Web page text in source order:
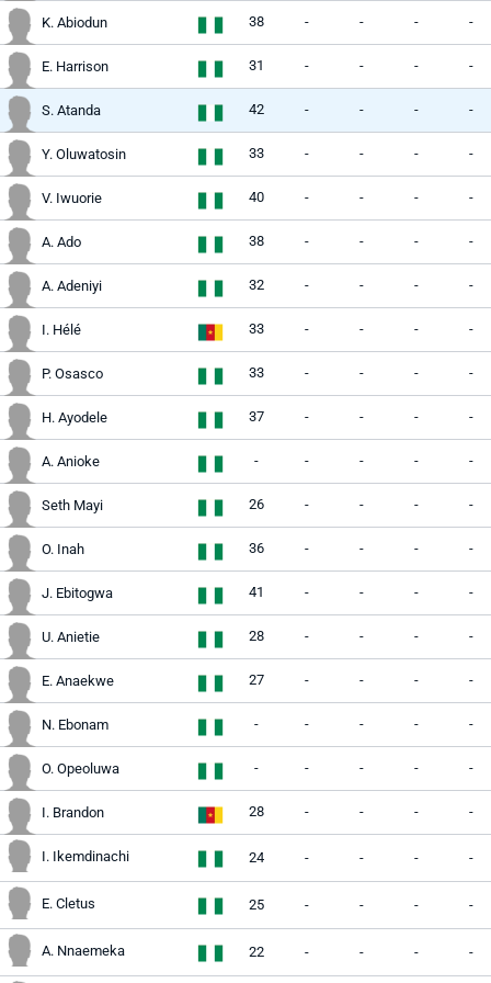
K. Abiodun 38 - - - -
E. Harrison 31 - - - -
S. Atanda 42 - - - -
Y. Oluwatosin 33 - - - -
V. Iwuorie 40 - - - -
A. Ado 38 - - - -
A. Adeniyi 32 - - - -
I. Hélé 33 - - - -
P. Osasco 33 - - - -
H. Ayodele 37 - - - -
A. Anioke - - - - -
Seth Mayi 26 - - - -
O. Inah 36 - - - -
J. Ebitogwa 41 - - - -
U. Anietie 28 - - - -
E. Anaekwe 27 - - - -
N. Ebonam - - - - -
O. Opeoluwa - - - - -
I. Brandon 28 - - - -
I. Ikemdinachi 24 - - - -
E. Cletus 25 - - - -
A. Nnaemeka 22 - - - -